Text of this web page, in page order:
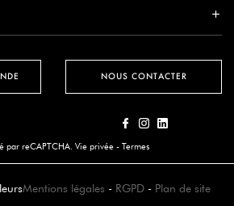
NOUS CONTACTER
par reCAPTCHA. Vie privée - Termes
Mentions légales - RGPD - Plan de site